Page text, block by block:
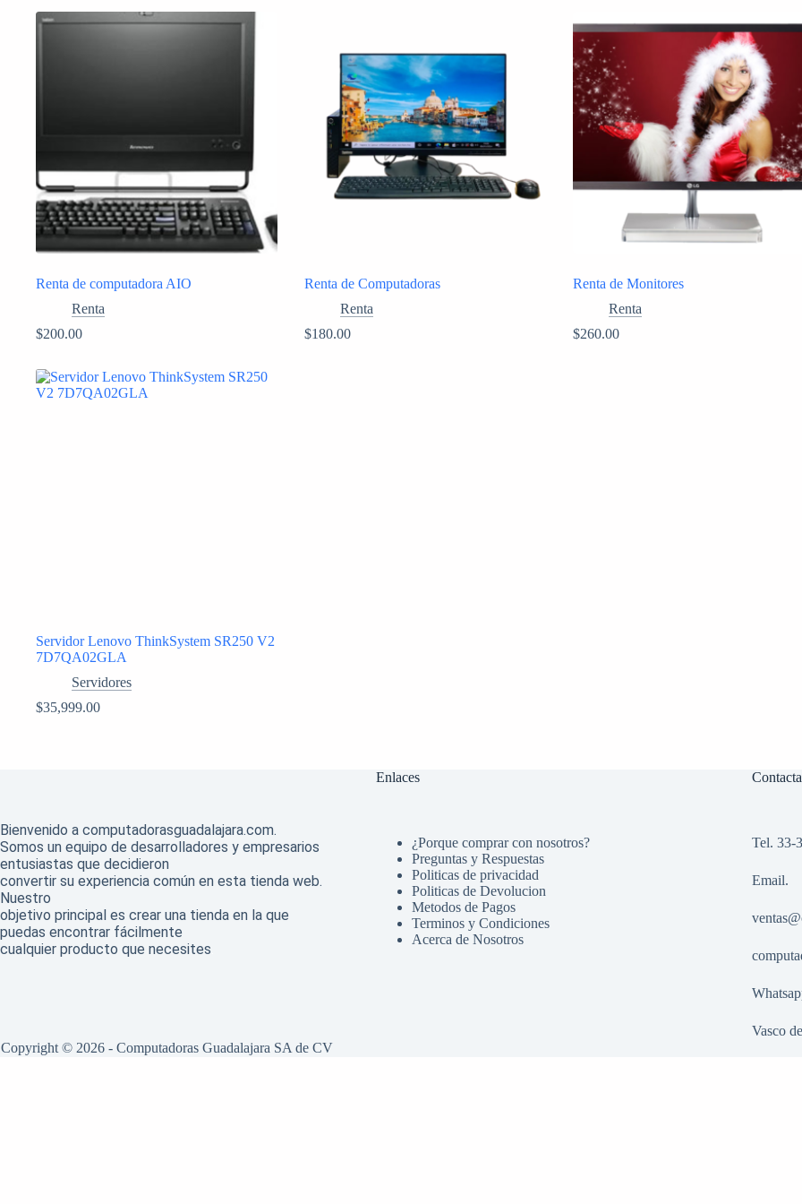
Renta de computadora AIO
Renta
$200.00
Renta de Computadoras
Renta
$180.00
Renta de Monitores
Renta
$260.00
Servidor Lenovo ThinkSystem SR250 V2
7D7QA02GLA
Servidores
$35,999.00
Bienvenido a computadorasguadalajara.com.
Somos un equipo de desarrolladores y empresarios
entusiastas que decidieron
convertir su experiencia común en esta tienda web.
Nuestro
objetivo principal es crear una tienda en la que
puedas encontrar fácilmente
cualquier producto que necesites
Enlaces
¿Porque comprar con nosotros?
Preguntas y Respuestas
Politicas de privacidad
Politicas de Devolucion
Metodos de Pagos
Terminos y Condiciones
Acerca de Nosotros
Tel. 33-
Email.
Vasco
Copyright © 2026 - Computadoras Guadalajara SA de CV